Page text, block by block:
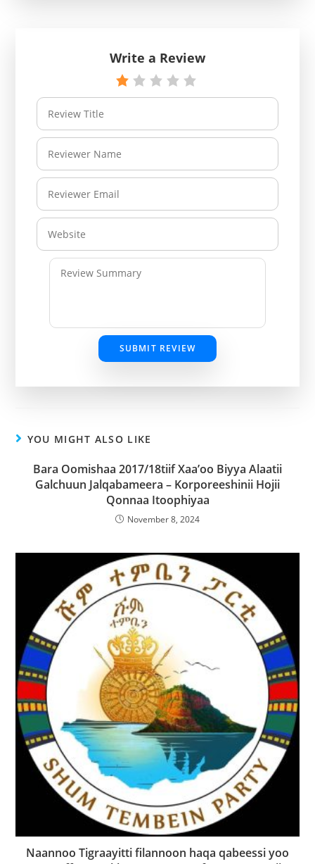
Write a Review
SUBMIT REVIEW
YOU MIGHT ALSO LIKE
Bara Oomishaa 2017/18tiif Xaa’oo Biyya Alaatii
Galchuun Jalqabameera – Korporeeshinii Hojii
Qonnaa Itoophiyaa
November 8, 2024
Naannoo Tigraayitti filannoon haqa qabeessi yoo